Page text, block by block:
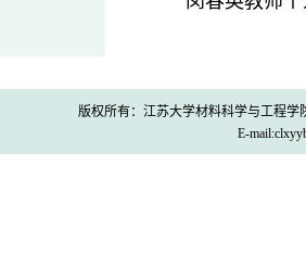
版权所有：江苏大学材料科学与工程
E-